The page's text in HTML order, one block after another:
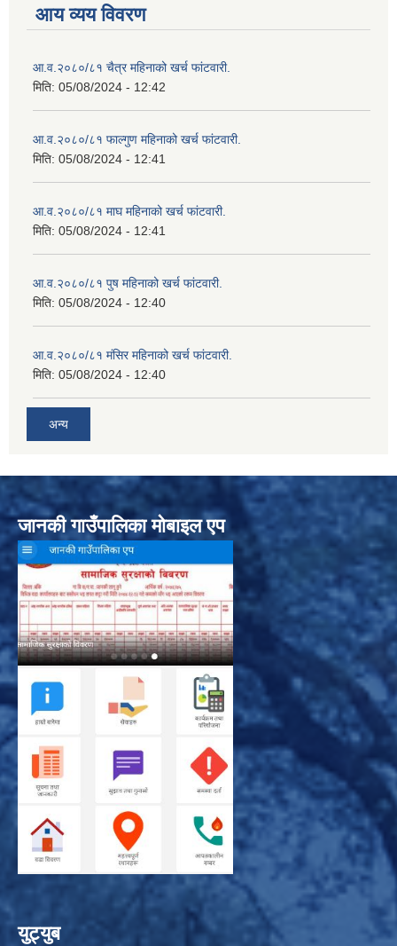
आय व्यय विवरण
आ.व.२०८०/८१ चैत्र महिनाको खर्च फांटवारी.
मिति: 05/08/2024 - 12:42
आ.व.२०८०/८१ फाल्गुण महिनाको खर्च फांटवारी.
मिति: 05/08/2024 - 12:41
आ.व.२०८०/८१ माघ महिनाको खर्च फांटवारी.
मिति: 05/08/2024 - 12:41
आ.व.२०८०/८१ पुष महिनाको खर्च फांटवारी.
मिति: 05/08/2024 - 12:40
आ.व.२०८०/८१ मंसिर महिनाको खर्च फांटवारी.
मिति: 05/08/2024 - 12:40
अन्य
जानकी गाउँपालिका मोबाइल एप
युट्युब